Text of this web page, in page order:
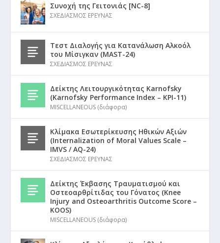
Συνοχή της Γειτονιάς [NC-8]
ΣΧΕΔΙΑΣΜΟΣ ΕΡΕΥΝΑΣ
Τεστ Διαλογής για Κατανάλωση Αλκοόλ
του Μίσιγκαν (MAST-24)
ΣΧΕΔΙΑΣΜΟΣ ΕΡΕΥΝΑΣ
Δείκτης Λειτουργικότητας Karnofsky
(Karnofsky Performance Index – KPI-11)
MISCELLANEOUS (διάφορα)
Κλίμακα Εσωτερίκευσης Ηθικών Αξιών
(Internalization of Moral Values Scale –
IMVS / AQ-24)
ΣΧΕΔΙΑΣΜΟΣ ΕΡΕΥΝΑΣ
Δείκτης Έκβασης Τραυματισμού και
Οστεοαρθρίτιδας του Γόνατος (Knee
Injury and Osteoarthritis Outcome Score –
KOOS)
MISCELLANEOUS (διάφορα)